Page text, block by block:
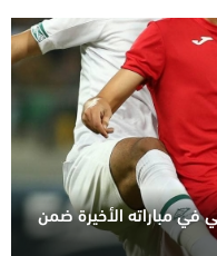
في مباراته الأخيرة ضمن